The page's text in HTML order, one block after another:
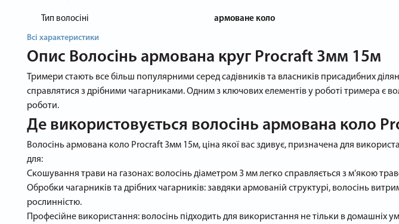
Тип волосіні армоване коло
Всі характеристики
Опис Волосінь армована круг Procraft 3мм 15м
Тримери стають все більш популярними серед садівників та власників присадибних
справлятися з дрібними чагарниками. Одним з ключових елементів у роботі тримера є
роботи.
Де використовується волосінь армована коло
Волосінь армована коло Procraft 3мм 15м, ціна якої вас здивує, призначена для
для:
Скошування трави на газонах: волосінь діаметром 3 мм легко справляється з м'якою
Обробки чагарників та дрібних чагарників: завдяки армованій структурі, волосінь
рослинністю.
Професійне використання: волосінь підходить для використання не тільки в домашніх